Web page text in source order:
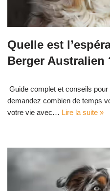
Quelle est
Berger Australien
Guide complet et conseils
demandez combien de temps
votre vie avec… Lire la suite »